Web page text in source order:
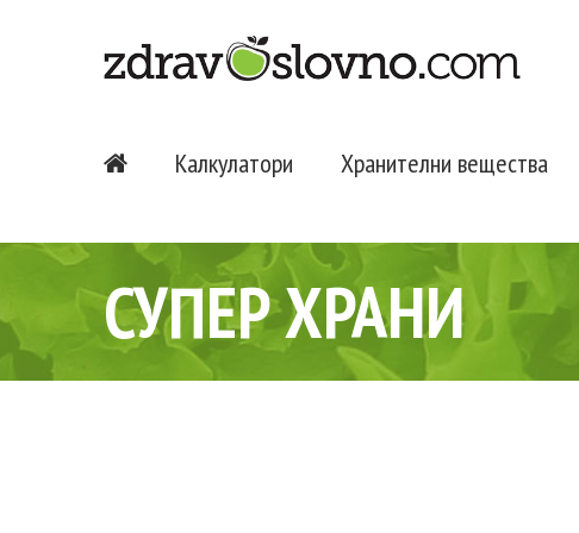
Калкулатори Хранителни вещества
СУПЕР ХРАНИ